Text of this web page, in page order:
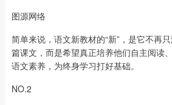
图源网络
简单来说，语文新教材的“新”，是它不再
篇课文，而是希望真正培养他们自主阅读
语文素养，为终身学习打好基础。
NO.2